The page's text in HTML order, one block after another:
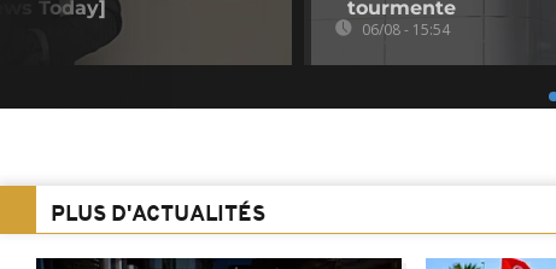
Today]
tourmente
06/08 - 15:54
PLUS D'ACTUALITÉS